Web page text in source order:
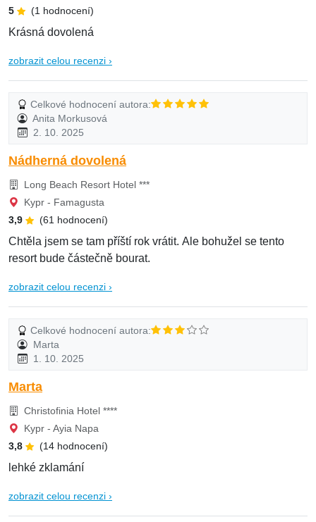
5
(1 hodnocení)
Krásná dovolená
zobrazit celou recenzi ›
Celkové hodnocení autora:
Anita Morkusová
2. 10. 2025
Nádherná dovolená
Long Beach Resort Hotel ***
Kypr - Famagusta
3,9
(61 hodnocení)
Chtěla jsem se tam příští rok vrátit. Ale bohužel se tento
resort bude částečně bourat.
zobrazit celou recenzi ›
Celkové hodnocení autora:
Marta
1. 10. 2025
Marta
Christofinia Hotel ****
Kypr - Ayia Napa
3,8
(14 hodnocení)
lehké zklamání
zobrazit celou recenzi ›